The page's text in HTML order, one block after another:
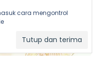
cara mengontrol